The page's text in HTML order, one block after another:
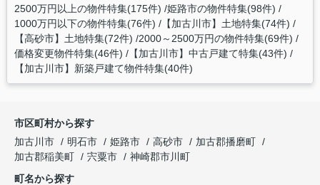
2500万円以上の物件特集(175件) 姫路市の物件特集(98件)
1000万円以下の物件特集(76件) 【加古川市】土地特集(74件)
【高砂市】土地特集(72件) 2000～2500万円の物件特集(69件)
価格変更物件特集(46件) 【加古川市】中古戸建て特集(43件)
【加古川市】新築戸建て物件特集(40件)
市区町村から探す
加古川市
明石市 姫路市 高砂市
加古郡播磨町
加古郡稲美町
宍粟市
神崎郡市川町
町名から探す